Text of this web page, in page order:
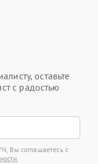
оставьте
с радостью
Вы соглашаетесь с